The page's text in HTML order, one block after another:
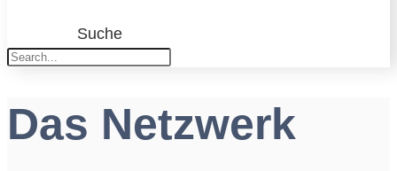
Suche
Das Netzwerk